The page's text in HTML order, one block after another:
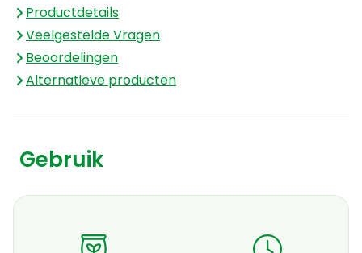
Productdetails
Veelgestelde Vragen
Beoordelingen
Alternatieve producten
Gebruik